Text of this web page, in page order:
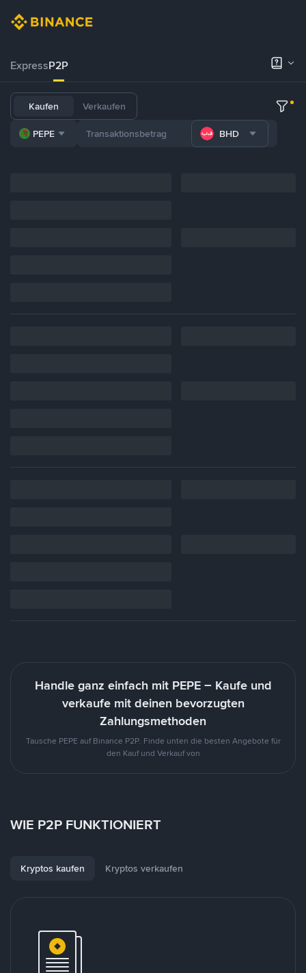
ExpressP2P
Kaufen Verkaufen
PEPE BHD
Handle ganz einfach mit PEPE – Kaufe und
verkaufe mit deinen bevorzugten
Zahlungsmethoden
Tausche PEPE auf Binance P2P. Finde unten die besten Angebote für
den Kauf und Verkauf von
WIE P2P FUNKTIONIERT
Kryptos kaufen Kryptos verkaufen